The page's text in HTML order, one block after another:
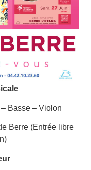
Basse – Violon
Berre (Entrée libre